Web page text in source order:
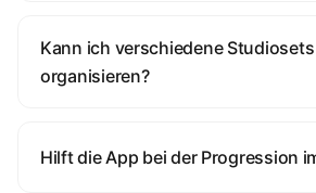
Kann ich verschiedene
organisieren?
Hilft die App bei der Progression